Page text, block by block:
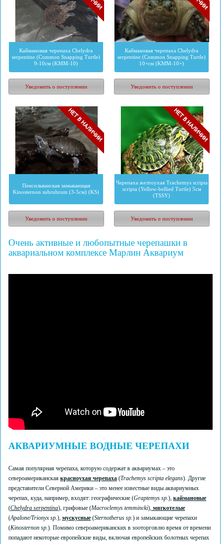
Каймановая черепаха Chelydra
serpentine (Common Snapping Turtle)
9-10см (KMМ-10)
Уведомить о поступлении
Каймановая черепаха Chelydra
serpentine (Common Snapping Turtle)
10+см (KMМ-10+)
Уведомить о поступлении
Пенсильванская замыкающая
Kinosternon subrubrum (3-5см) (KS)
Уведомить о поступлении
Черепаха желтоухая Trachemys scripta
scripta (Yellow-bellied Turtle) 5см
(TSSY)
Уведомить о поступлении
Очень активные и любопытные черепашки в
аквариальном комплексе Марлин Аквариум
АКВАРИУМНЫЕ ВОДНЫЕ ЧЕРЕПАХИ
Самая популярная черепаха, которую содержат в аквариумах – это
североамериканская красноухая черепаха (Trachemys scripta elegans). Другие
представители Северной Америки – это менее известные виды аквариумных
черепах, куда, например, входят: географические (Graptemys sp.), каймановые
(Chelydra serpentina), грифовые (Macroclemys temmincki), мягкотелые
(Apalone/Trionyx sp.), мускусные (Sternotherus sp.) и замыкающие черепахи
(Kinosternon sp.). Помимо североамериканских в зооторговлю время от времени
попадают некоторые европейские виды, включая европейских болотных черепах